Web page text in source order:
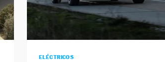
ELÉCTRICOS